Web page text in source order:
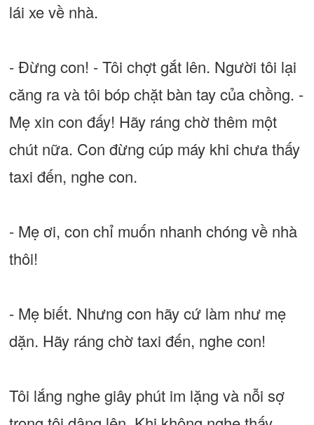
lái xe về nhà.
- Đừng con! - Tôi chợt gắt lên. Người tôi lại
căng ra và tôi bóp chặt bàn tay của chồng. -
Mẹ xin con đấy! Hãy ráng chờ thêm một
chút nữa. Con đừng cúp máy khi chưa thấy
taxi đến, nghe con.
- Mẹ ơi, con chỉ muốn nhanh chóng về nhà
thôi!
- Mẹ biết. Nhưng con hãy cứ làm như mẹ
dặn. Hãy ráng chờ taxi đến, nghe con!
Tôi lắng nghe giây phút im lặng và nỗi sợ